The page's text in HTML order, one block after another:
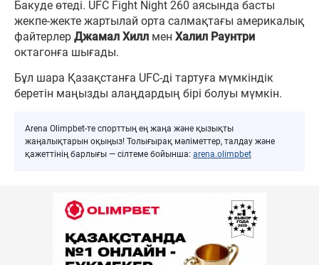
Бакуде өтеді. UFC Fight Night 260 аясында басты
жекпе-жекте жартылай орта салмақтағы америкалық
файтерлер Джамал Хилл мен Халил Раунтри
октагонға шығады.
Бұл шара Қазақстанға UFC-ді тартуға мүмкіндік
беретін маңызды алаңдардың бірі болуы мүмкін.
Arena Olimpbet-те спорттың ең жаңа және қызықты
жаңалықтарын оқыңыз! Толығырақ мәліметтер, талдау және
қажеттінің барлығы — сілтеме бойынша: arena.olimpbet